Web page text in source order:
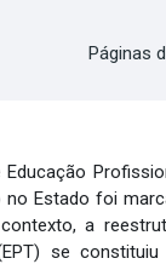
Páginas
Estado foi
a
se